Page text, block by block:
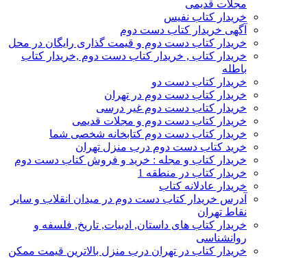
مجلات قدیمی
خریدار کتاب نفیس
آگهی خریدار کتاب دست دوم
خریدار کتاب دست دوم و قیمت گذاری رایگان در محل
خریدار کتاب , خریدار کتاب دست دوم ,خریدار کتاب
باطله
خریدار کتاب دست دو
خریدار کتاب دست دوم در تهران
خریدار کتاب دست دوم غیر درسی
خریدار کتاب دست دوم و مجلات قدیمی
خریدار کتاب دست دوم کتابخانه شخصی شما
خرید کتاب دست دوم درب منزل تهران
خریدار کتاب و مجله : خرید و فروش کتاب دست دوم
خریدار کتاب در منطقه 1
خریدار عادلانه کتاب
آدرس خریدار کتاب دست دوم در میدان انقلاب و سایر
نقاط تهران
خریدار کتاب های داستان, ادبیات, تاریخ, فلسفه و
روانشناسی
خریدار کتاب در تهران درب منزل بالاترین قیمت ممکن